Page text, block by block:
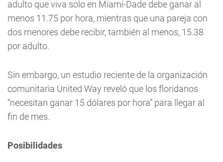
adulto que viva solo en Miami-Dade debe ganar al
menos 11.75 por hora, mientras que una pareja con
dos menores debe recibir, también al menos, 15.38
por adulto.
Sin embargo, un estudio reciente de la organización
comunitaria United Way reveló que los floridanos
“necesitan ganar 15 dólares por hora” para llegar al
fin de mes.
Posibilidades